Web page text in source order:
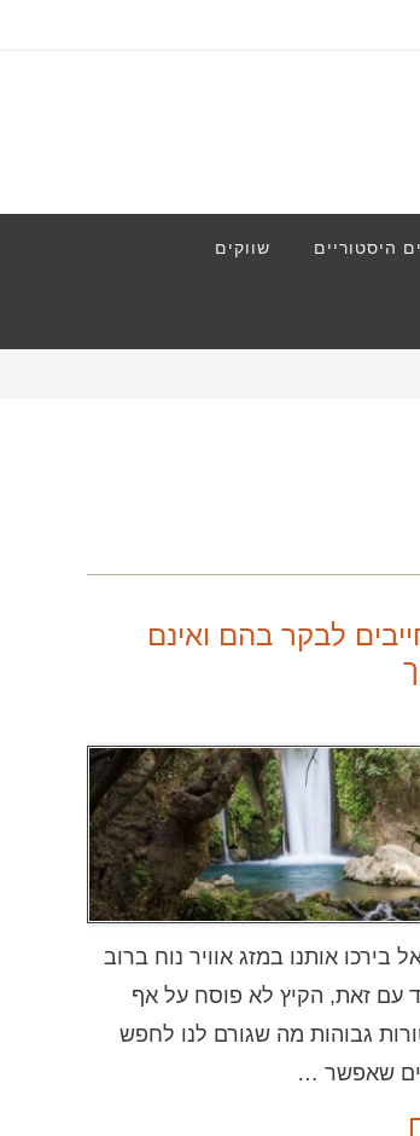
היסטוריים שווקים
לבקר בהם ואינם
בירכו אותנו במזג אוויר נוח ברוב
עם זאת, הקיץ לא פוסח על אף
גבוהות מה שגורם לנו לחפש
שאפשר …